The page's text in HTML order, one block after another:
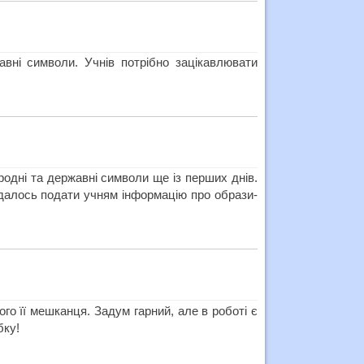
символи. Учнів потрібно зацікавлювати
та державні символи ще із перших днів.
подати учням інформацію про образи-
її мешканця. Задум гарний, але в роботі є